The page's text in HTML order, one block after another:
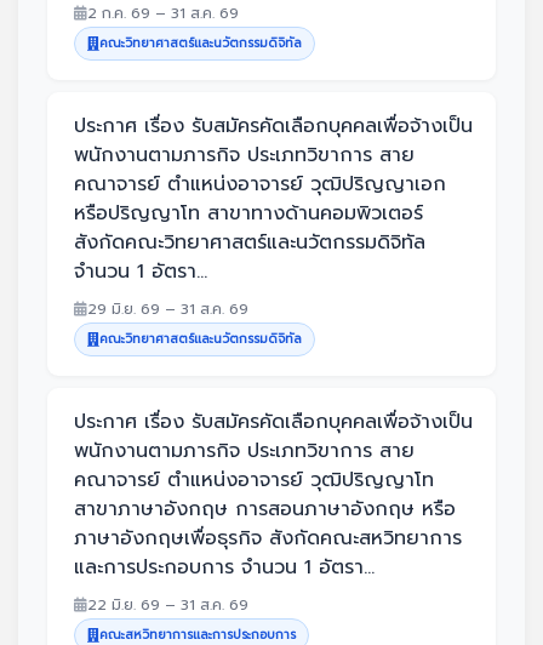
2 ก.ค. 69 – 31 ส.ค. 69
คณะวิทยาศาสตร์และนวัตกรรมดิจิทัล
ประกาศ เรื่อง รับสมัครคัดเลือกบุคคลเพื่อจ้างเป็น
พนักงานตามภารกิจ ประเภทวิขาการ สาย
คณาจารย์ ตำแหน่งอาจารย์ วุฒิปริญญาเอก
หรือปริญญาโท สาขาทางด้านคอมพิวเตอร์
สังกัดคณะวิทยาศาสตร์และนวัตกรรมดิจิทัล
จำนวน 1 อัตรา...
29 มิ.ย. 69 – 31 ส.ค. 69
คณะวิทยาศาสตร์และนวัตกรรมดิจิทัล
ประกาศ เรื่อง รับสมัครคัดเลือกบุคคลเพื่อจ้างเป็น
พนักงานตามภารกิจ ประเภทวิขาการ สาย
คณาจารย์ ตำแหน่งอาจารย์ วุฒิปริญญาโท
สาขาภาษาอังกฤษ การสอนภาษาอังกฤษ หรือ
ภาษาอังกฤษเพื่อธุรกิจ สังกัดคณะสหวิทยาการ
และการประกอบการ จำนวน 1 อัตรา...
22 มิ.ย. 69 – 31 ส.ค. 69
คณะสหวิทยาการและการประกอบการ